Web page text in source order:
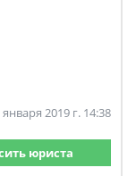
января 2019 г. 14:38
юриста